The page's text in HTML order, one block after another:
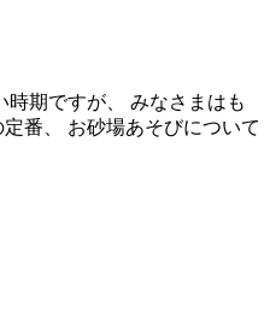
期ですが、 みなさまはも
番、 お砂場あそびについて